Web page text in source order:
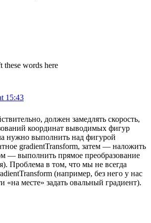
these words here
15:43
должен замедлять скорость,
координат выводимых фигур
нужно выполнить над фигурой
gradientTransform, затем — наложить
— выполнить прямое преобразование
Проблема в том, что мы не всегда
(например, без него у нас
«на месте» задать овальный градиент).